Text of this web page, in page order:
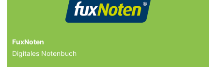
FuxNoten
Digitales Notenbuch